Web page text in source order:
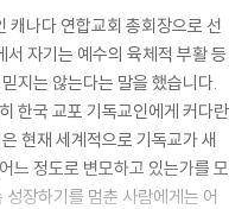
나다 연합교회 총회장으로 선
자기는 예수의 육체적 부활 등
지는 않는다는 말을 했습니다.
한국 교포 기독교인에게 커다란
현재 세계적으로 기독교가 새
느 정도로 변모하고 있는가를 모
장하기를 멈춘 사람에게는 어